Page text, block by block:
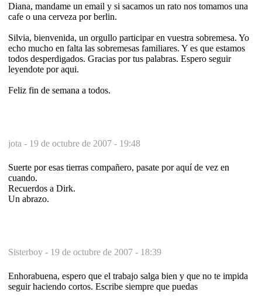
Diana, mandame un email y si sacamos un rato nos tomamos una
cafe o una cerveza por berlin.
Silvia, bienvenida, un orgullo participar en vuestra sobremesa. Yo
echo mucho en falta las sobremesas familiares. Y es que estamos
todos desperdigados. Gracias por tus palabras. Espero seguir
leyendote por aqui.
Feliz fin de semana a todos.
jota - 19 de octubre de 2007 - 19:48
Suerte por esas tierras compañero, pasate por aquí de vez en
cuando.
Recuerdos a Dirk.
Un abrazo.
Sisterboy - 19 de octubre de 2007 - 18:39
Enhorabuena, espero que el trabajo salga bien y que no te impida
seguir haciendo cortos. Escribe siempre que puedas